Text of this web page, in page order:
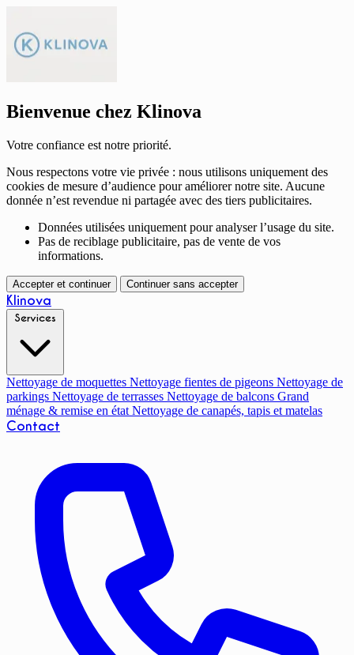
Bienvenue chez Klinova
Votre confiance est notre priorité.
Nous respectons votre vie privée : nous utilisons uniquement des
cookies de mesure d’audience pour améliorer notre site. Aucune
donnée n’est revendue ni partagée avec des tiers publicitaires.
Données utilisées uniquement pour analyser l’usage du site.
Pas de reciblage publicitaire, pas de vente de vos
informations.
Accepter et continuer Continuer sans accepter
Klinova
Nettoyage de moquettes Nettoyage fientes de pigeons Nettoyage de
parkings Nettoyage de terrasses Nettoyage de balcons Grand
ménage & remise en état Nettoyage de canapés, tapis et matelas
Contact